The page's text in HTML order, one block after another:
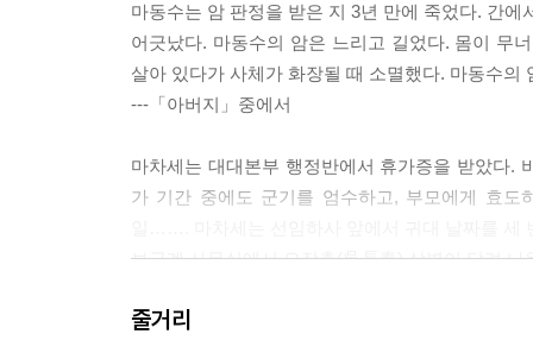
마동수는 암 판정을 받은 지 3년 만에 죽었다. 간
어긋났다. 마동수의 암은 느리고 길었다. 몸이 무
살아 있다가 사체가 화장될 때 소멸했다. 마동수
---「아버지」중에서
마차세는 대대본부 행정반에서 휴가증을 받았다.
가 기간 중에도 군기를 엄수하고, 부모에게 효도
보급계 사무실에서 오장춘(吳長春) 상병이 달려
―야, 이거, 휴가 가서 술이나 한잔해라.
줄거리